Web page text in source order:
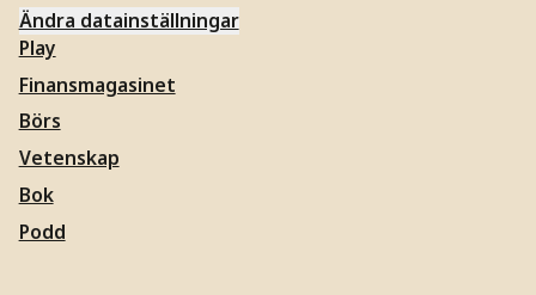
Ändra datainställningar
Play
Finansmagasinet
Börs
Vetenskap
Bok
Podd